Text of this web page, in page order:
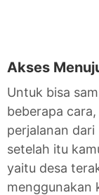
Akses
Untuk bisa
beberapa
perjalanan dari
setelah itu
yaitu desa
menggunakan